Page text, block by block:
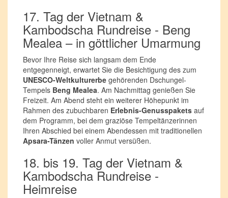
17. Tag der Vietnam &
Kambodscha Rundreise - Beng
Mealea – in göttlicher Umarmung
Bevor Ihre Reise sich langsam dem Ende
entgegenneigt, erwartet Sie die Besichtigung des zum
UNESCO-Weltkulturerbe gehörenden Dschungel-
Tempels Beng Mealea. Am Nachmittag genießen Sie
Freizeit. Am Abend steht ein weiterer Höhepunkt im
Rahmen des zubuchbaren Erlebnis-Genusspakets auf
dem Programm, bei dem graziöse Tempeltänzerinnen
Ihren Abschied bei einem Abendessen mit traditionellen
Apsara-Tänzen voller Anmut versüßen.
18. bis 19. Tag der Vietnam &
Kambodscha Rundreise -
Heimreise